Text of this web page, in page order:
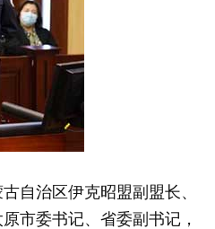
治区伊克昭盟副盟长、
市委书记、省委副书记，